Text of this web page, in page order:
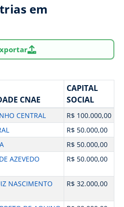
em
CNAE
CAPITAL
SOCIAL
CENTRAL
R$ 100.000,00
R$ 50.000,00
R$ 50.000,00
AZEVEDO
R$ 50.000,00
NASCIMENTO
R$ 32.000,00